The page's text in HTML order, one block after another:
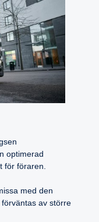
optimerad
för föraren.
med den
av större